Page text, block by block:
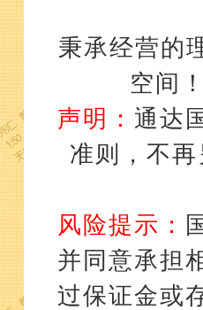
秉承经营的
空间
声明： 通达
准则，不
风险提示：
并同意承担
过保证金或